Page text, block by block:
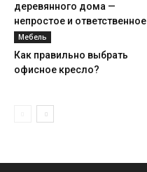
деревянного дома —
непростое и ответственное
дело
Мебель
Как правильно выбрать
офисное кресло?